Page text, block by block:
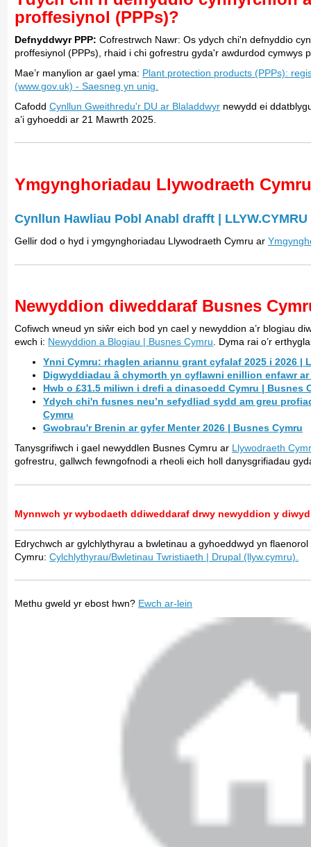
proffesiynol (PPPs)?
Defnyddwyr PPP: Cofrestrwch Nawr: Os ydych chi'n defnyddio
proffesiynol (PPPs), rhaid i chi gofrestru gyda'r awdurdod cymwys
Mae’r manylion ar gael yma: Plant protection products (PPPs):
(www.gov.uk) - Saesneg yn unig.
CafoddCynllun Gweithredu'r DU ar Blaladdwyr newydd ei
a’i gyhoeddi ar 21 Mawrth 2025.
Ymgynghoriadau Llywodraeth
Cynllun Hawliau Pobl Anabl drafft | LLYW.CYMRU
Gellir dod o hyd i ymgynghoriadau Llywodraeth Cymru ar
Newyddion diweddaraf Busnes
Cofiwch wneud yn siŵr eich bod yn cael y newyddion a’r blogiau
ewch i: Newyddion a Blogiau | Busnes Cymru. Dyma rai o’r
Ynni Cymru: rhaglen ariannu grant cyfalaf 2025 i 2026 |
Digwyddiadau â chymorth yn cyflawni enillion enfawr
Hwb o £31.5 miliwn i drefi a dinasoedd Cymru | Busnes
Ydych chi'n fusnes neu’n sefydliad sydd am greu
Cymru
Gwobrau'r Brenin ar gyfer Menter 2026 | Busnes Cymru
Tanysgrifiwch i gael newyddlen Busnes Cymru ar Llywodraeth
gofrestru, gallwch fewngofnodi a rheoli eich holl danysgrifiadau
Mynnwch yr wybodaeth ddiweddaraf drwy newyddion y
Edrychwch ar gylchlythyrau a bwletinau a gyhoeddwyd yn flaenorol
Cymru:Cylchlythyrau/Bwletinau Twristiaeth | Drupal (llyw.cymru).
Methu gweld yr ebost hwn? Ewch ar-lein